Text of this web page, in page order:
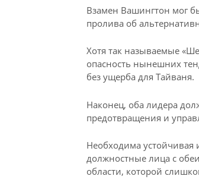
Взамен Вашингтон мог
пролива об
Хотя так называемые
опасность нынешних
без ущерба для Тайваня.
Наконец, оба лидера
предотвращения и
Необходима устойчивая
должностные лица с
области, которой